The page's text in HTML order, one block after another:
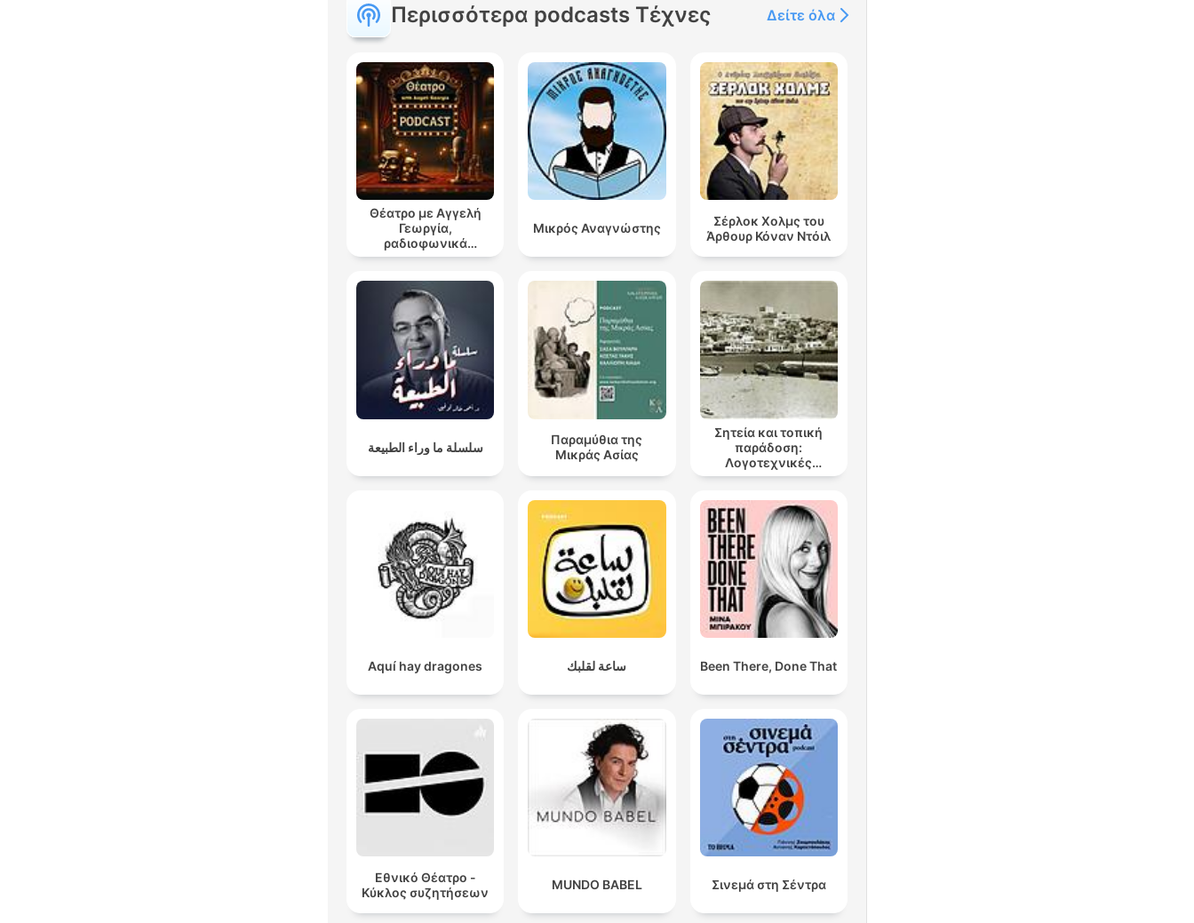
Περισσότερα podcasts Τέχνες Δείτε όλα
Θέατρο με Αγγελή
Γεωργία,
ραδιοφωνικά
θεατρικά έργα
Μικρός Αναγνώστης
Σέρλοκ Χολμς του
Άρθουρ Κόναν Ντόιλ
سلسلة ما وراء الطبيعة
Παραμύθια της
Μικράς Ασίας
Σητεία και τοπική
παράδοση:
Λογοτεχνικές
αναγνώσεις του
Aquí hay dragones ساعة لقلبك Been There, Done That
Εθνικό Θέατρο -
Κύκλος συζητήσεων
MUNDO BABEL Σινεμά στη Σέντρα